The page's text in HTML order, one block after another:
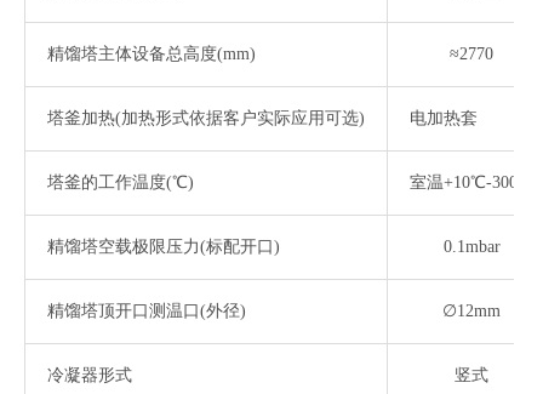
精馏塔主体设备总高度(mm) ≈2770
塔釜加热(加热形式依据客户实际应用可选) 电加热套
塔釜的工作温度(℃) 室温+10℃-300℃
精馏塔空载极限压力(标配开口) 0.1mbar
精馏塔顶开口测温口 (外径) ∅12mm
冷凝器形式 竖式